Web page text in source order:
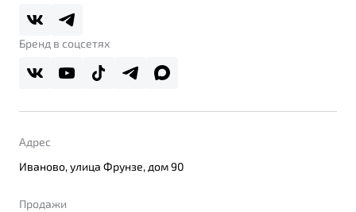
Belgee Плюс
Реферальная программа
Правовая информация
Бренд в соцсетях
Адрес
Иваново, улица Фрунзе, дом 90
Продажи